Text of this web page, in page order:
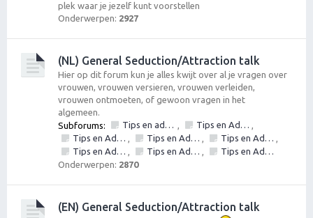
plek waar je jezelf kunt voorstellen
Onderwerpen: 2927
(NL) General Seduction/Attraction talk
Hier op dit forum kun je alles kwijt over al je vragen over
vrouwen, vrouwen versieren, vrouwen verleiden,
vrouwen ontmoeten, of gewoon vragen in het
algemeen.
Subforums:
Tips en advies vrouwen versieren: Algemeen , Tips en Advies: Openen & Gesprekstechnieken. Openingszinnen en zin om te openen. De eerste stap om te gaan vrouwen versieren.
,
Tips en Advies: Daten met vrouwen
, Tips en Advies: Day game - vrouwen versieren op straat , Tips en Advies: Social circle game
,
Tips en Advies: Inner Game
, Tips en Advies: Outer game ,
Tips en Advies: NLP
Onderwerpen: 2870
(EN) General Seduction/Attraction talk